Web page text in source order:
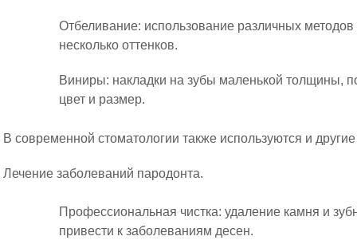
Отбеливание: использование различных методов
несколько оттенков.
Виниры: накладки на зубы маленькой толщины,
цвет и размер.
В современной стоматологии также используются и
Лечение заболеваний пародонта.
Профессиональная чистка: удаление камня и
привести к заболеваниям десен.